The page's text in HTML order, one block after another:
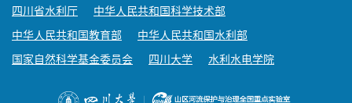
四川省水利厅 中华人民共和国科学技术部
中华人民共和国教育部 中华人民共和国水利部
国家自然科学基金委员会 四川大学 水利水电学院